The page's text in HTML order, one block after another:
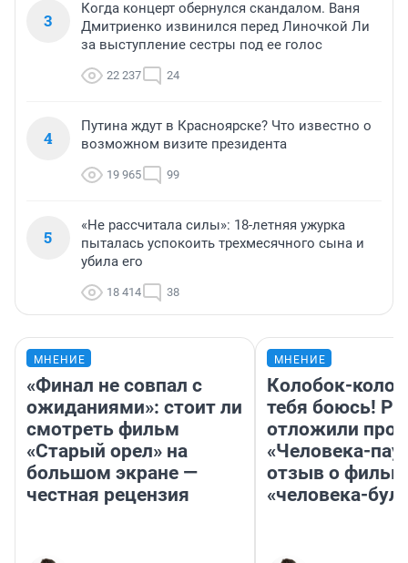
3
Когда концерт обернулся скандалом. Ваня
Дмитриенко извинился перед Линочкой Ли
за выступление сестры под ее голос
22 237 24
4
Путина ждут в Красноярске? Что известно о
возможном визите президента
19 965 99
5
«Не рассчитала силы»: 18-летняя ужурка
пыталась успокоить трехмесячного сына и
убила его
18 414 38
МНЕНИЕ
«Финал не совпал с
ожиданиями»: стоит ли
смотреть фильм
«Старый орел» на
большом экране —
честная рецензия
МНЕНИЕ
Колобок-
тебя боюсь!
отложили
«Человека-
отзыв о
«человека-